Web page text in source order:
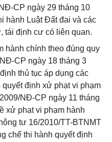
CP ngày 29 tháng 10
hành Luật Đất đai và các
tái định cư có liên quan.
hành chính theo đúng quy
CP ngày 18 tháng 3
thủ tục áp dụng các
định xử phạt vi phạm
NĐ-CP ngày 11 tháng
xử phạt vi phạm hành
tư 16/2010/TT-BTNMT
chế thi hành quyết định